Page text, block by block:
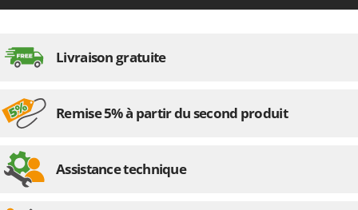
Vesco
W
WIDU
Livraison gratuite
Remise 5% à partir du second produit
Assistance technique